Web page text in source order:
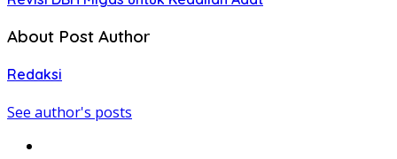
About Post Author
Redaksi
See author's posts